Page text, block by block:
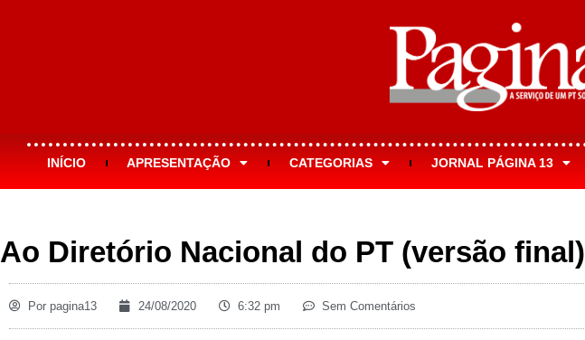
INÍCIO APRESENTAÇÃO CATEGORIAS JORNAL PÁGINA 13
Ao Diretório Nacional do PT (versão final)
Por pagina13 24/08/2020 6:32 pm Sem Comentários